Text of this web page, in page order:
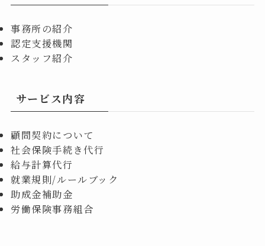
事務所の紹介
認定支援機関
スタッフ紹介
サービス内容
顧問契約について
社会保険手続き代行
給与計算代行
就業規則/ルールブック
助成金補助金
労働保険事務組合